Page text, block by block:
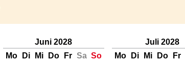
Juni 2028
Mo
Di Mi Do Fr Sa So
Juli 2028
Mo
Di Mi Do Fr